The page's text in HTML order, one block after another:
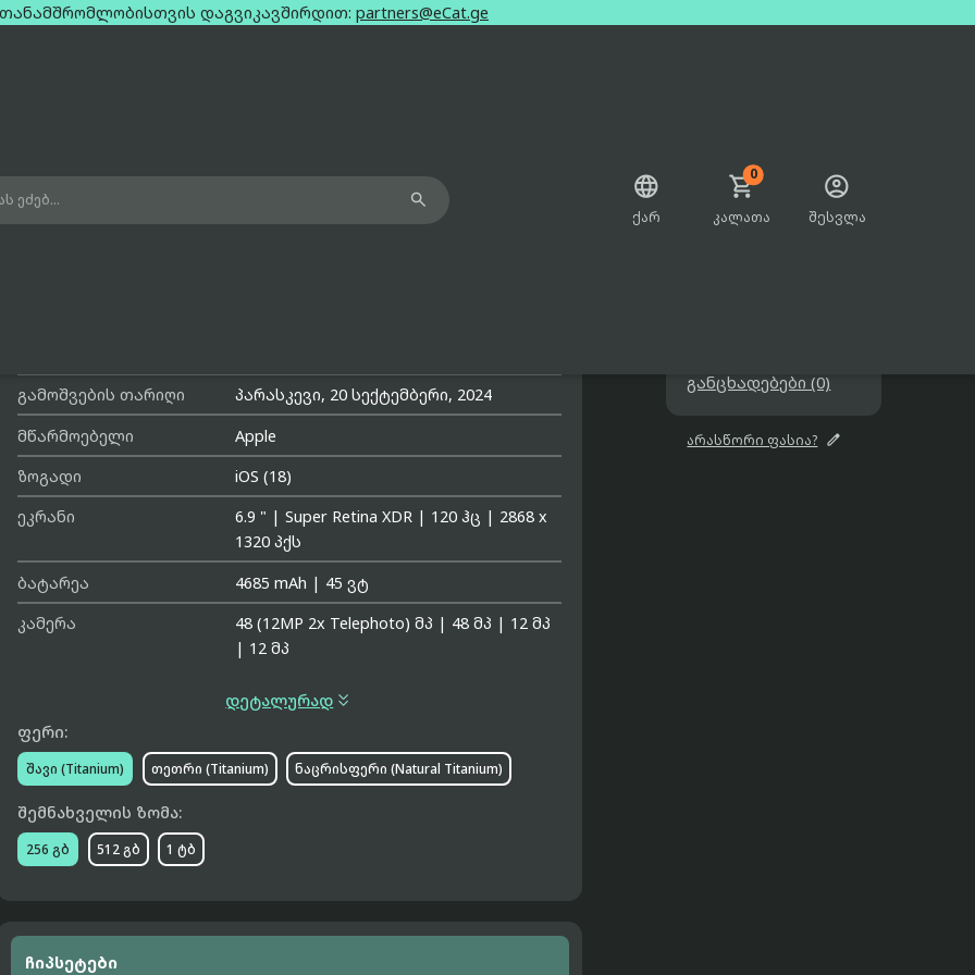
თანამშრომლობისთვის დაგვიკავშირდით: partners@eCat.ge
 
ქარ
0

კალათა

შესვლა
გამოშვების თარიღი
პარასკევი, 20 სექტემბერი, 2024
მწარმოებელი
Apple
ზოგადი
iOS (18)
ეკრანი
6.9 " |Super Retina XDR | 120 ჰც | 2868 x
1320 პქს
ბატარეა
4685 mAh | 45 ვტ
კამერა
48 (12MP 2x Telephoto) მპ | 48 მპ | 12 მპ
| 12 მპ
დეტალურად 
ფერი:
შავი (Titanium) თეთრი (Titanium) ნაცრისფერი (Natural Titanium)
შემნახველის ზომა:
256 გბ 512 გბ 1 ტბ
განცხადებები (0)
არასწორი ფასია? 
ჩიპსეტები